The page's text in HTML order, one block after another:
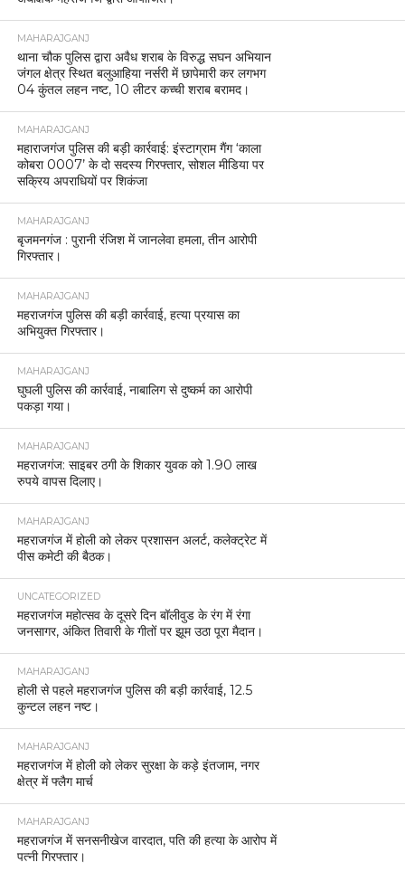
MAHARAJGANJ
थाना चौक पुलिस द्वारा अवैध शराब के विरुद्ध सघन अभियान
जंगल क्षेत्र स्थित बलुआहिया नर्सरी में छापेमारी कर लगभग
04 कुंतल लहन नष्ट, 10 लीटर कच्ची शराब बरामद।
MAHARAJGANJ
महाराजगंज पुलिस की बड़ी कार्रवाई: इंस्टाग्राम गैंग ‘काला
कोबरा 0007’ के दो सदस्य गिरफ्तार, सोशल मीडिया पर
सक्रिय अपराधियों पर शिकंजा
MAHARAJGANJ
बृजमनगंज : पुरानी रंजिश में जानलेवा हमला, तीन आरोपी
गिरफ्तार।
MAHARAJGANJ
महराजगंज पुलिस की बड़ी कार्रवाई, हत्या प्रयास का
अभियुक्त गिरफ्तार।
MAHARAJGANJ
घुघली पुलिस की कार्रवाई, नाबालिग से दुष्कर्म का आरोपी
पकड़ा गया।
MAHARAJGANJ
महराजगंज: साइबर ठगी के शिकार युवक को 1.90 लाख
रुपये वापस दिलाए।
MAHARAJGANJ
महराजगंज में होली को लेकर प्रशासन अलर्ट, कलेक्ट्रेट में
पीस कमेटी की बैठक।
UNCATEGORIZED
महराजगंज महोत्सव के दूसरे दिन बॉलीवुड के रंग में रंगा
जनसागर, अंकित तिवारी के गीतों पर झूम उठा पूरा मैदान।
MAHARAJGANJ
होली से पहले महराजगंज पुलिस की बड़ी कार्रवाई, 12.5
कुन्टल लहन नष्ट।
MAHARAJGANJ
महराजगंज में होली को लेकर सुरक्षा के कड़े इंतजाम, नगर
क्षेत्र में फ्लैग मार्च
MAHARAJGANJ
महराजगंज में सनसनीखेज वारदात, पति की हत्या के आरोप में
पत्नी गिरफ्तार।